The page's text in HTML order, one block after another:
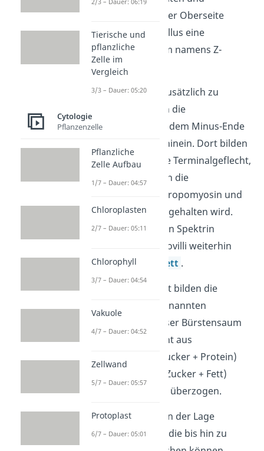
stabilisiert. An seiner Oberseite
besitzt der Mikrovillus eine
wandähnliche Form namens Z-
Scheibe.
Um die Mikrovilli zusätzlich zu
stabilisieren, ragen die
Aktinfilamente mit dem Minus-Ende
weiter in die Zelle hinein. Dort bilden
sie das sogenannte Terminalgeflecht,
das vor allem durch die
Strukturproteine Tropomyosin und
Myosin zusammengehalten wird.
Das Strukturprotein Spektrin
verankert die Mikrovilli weiterhin
noch amCytoskelett .
In ihrer Gesamtheit bilden die
Mikrovilli den sogenannten
. Dieser Bürstensaum
ist von einer Schicht aus
Glykoproteinen (Zucker + Protein)
und Glykolipiden (Zucker + Fett)
namens Glykokalix überzogen.
DieGlykokalix
ist in der Lage
Gewebe zu bilden, die bis hin zu
Tierische und
pflanzliche
Zelle im
Vergleich
3/3 – Dauer: 05:20
Cytologie
Pflanzenzelle
Pflanzliche
Zelle Aufbau
1/7 – Dauer: 04:57
Chloroplasten
2/7 – Dauer: 05:11
Chlorophyll
3/7 – Dauer: 04:54
Vakuole
4/7 – Dauer: 04:52
Zellwand
5/7 – Dauer: 05:57
Protoplast
6/7 – Dauer: 05:01